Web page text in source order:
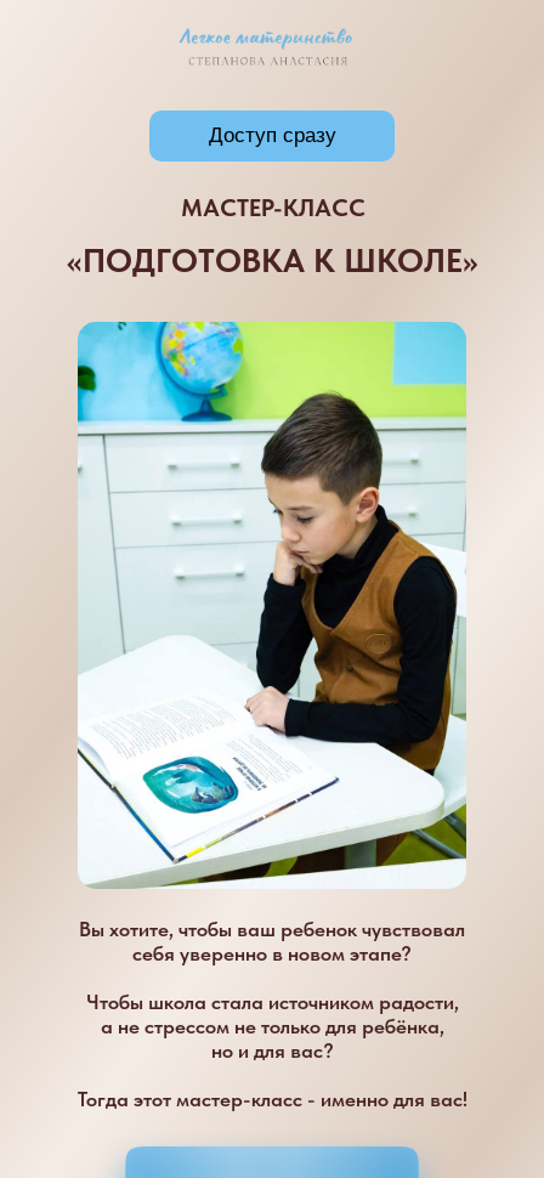
Вы хотите, чтобы ваш ребенок чувствовал
себя уверенно в новом этапе?
Чтобы школа стала источником радости,
а не стрессом не только для ребёнка,
но и для вас?
Тогда этот мастер-класс - именно для вас!
МАСТЕР-КЛАСС
«ПОДГОТОВКА К ШКОЛЕ»
Доступ сразу